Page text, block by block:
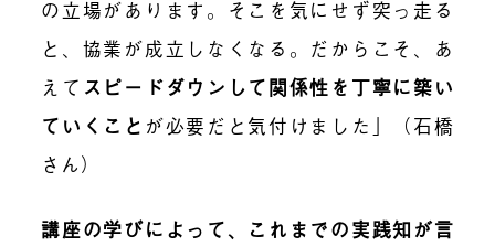
の立場があります。そこを気にせず突っ走る
と、協業が成立しなくなる。だからこそ、あ
えて スピードダウンして関係性を丁寧に築い
ていくこと が必要だと気付けました」（石橋
さん）
講座の学びによって、これまでの実践知が言